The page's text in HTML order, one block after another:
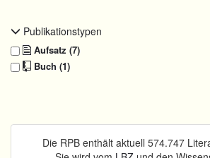
Publikationstypen
Aufsatz (7)
Buch (1)
Die RPB enthält aktuell 574.747